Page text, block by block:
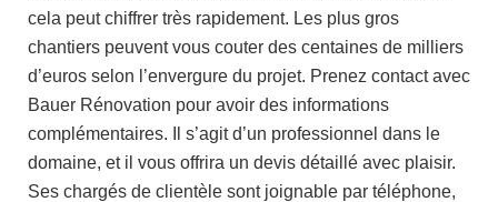
cela peut chiffrer très rapidement. Les plus gros
chantiers peuvent vous couter des centaines de milliers
d’euros selon l’envergure du projet. Prenez contact avec
Bauer Rénovation pour avoir des informations
complémentaires. Il s’agit d’un professionnel dans le
domaine, et il vous offrira un devis détaillé avec plaisir.
Ses chargés de clientèle sont joignable par téléphone,